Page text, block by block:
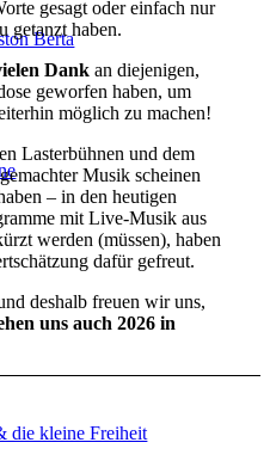
Berta
die kleine Freiheit
gesagt oder einfach nur
getanzt haben.
Dank an diejenigen,
geworfen haben, um
möglich zu machen!
Lasterbühnen und dem
Musik scheinen
– in den heutigen
mit Live-Musik aus
werden (müssen), haben
dafür gefreut.
deshalb freuen wir uns,
uns auch 2026 in